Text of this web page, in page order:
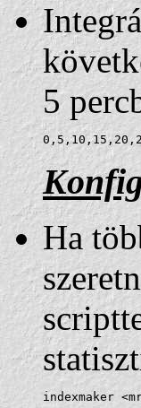
5
Ha
indexmaker